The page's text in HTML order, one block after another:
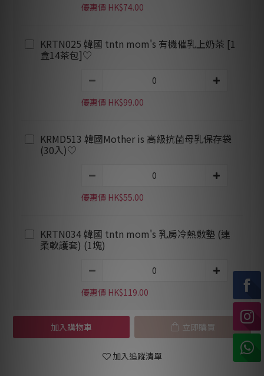
優惠價 HK$74.00
KRTN025 韓國 tntn mom's 有機催乳上奶茶 [1
盒14茶包]♡
優惠價 HK$99.00
KRMD513 韓國Mother is 高級抗菌母乳保存袋
(30入)♡
優惠價 HK$55.00
KRTN034 韓國 tntn mom's 乳房冷熱敷墊 (連
柔軟護套) (1塊)
優惠價 HK$119.00
加入購物車 立即購買
加入追蹤清單